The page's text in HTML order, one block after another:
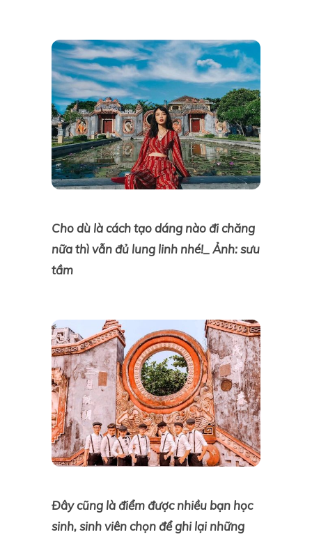
Cho dù là cách tạo dáng nào đi chăng
nữa thì vẫn đủ lung linh nhé!_ Ảnh: sưu
tầm
Đây cũng là điểm được nhiều bạn học
sinh, sinh viên chọn để ghi lại những